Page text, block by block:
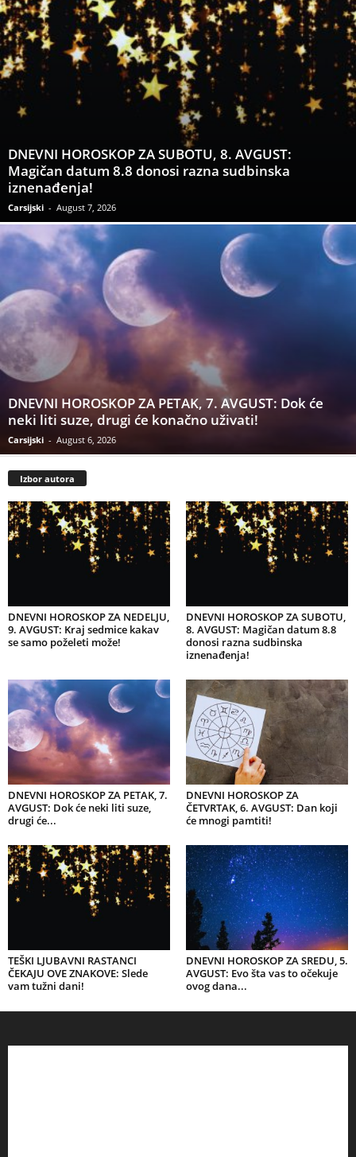
DNEVNI HOROSKOP ZA SUBOTU, 8. AVGUST:
Magičan datum 8.8 donosi razna sudbinska
iznenađenja!
Carsijski - August 7, 2026
DNEVNI HOROSKOP ZA PETAK, 7. AVGUST: Dok će
neki liti suze, drugi će konačno uživati!
Carsijski - August 6, 2026
Izbor autora
DNEVNI HOROSKOP ZA NEDELJU,
9. AVGUST: Kraj sedmice kakav
se samo poželeti može!
DNEVNI HOROSKOP ZA SUBOTU,
8. AVGUST: Magičan datum 8.8
donosi razna sudbinska
iznenađenja!
DNEVNI HOROSKOP ZA PETAK, 7.
AVGUST: Dok će neki liti suze,
drugi će...
DNEVNI HOROSKOP ZA
ČETVRTAK, 6. AVGUST: Dan koji
će mnogi pamtiti!
TEŠKI LJUBAVNI RASTANCI
ČEKAJU OVE ZNAKOVE: Slede
vam tužni dani!
DNEVNI HOROSKOP ZA SREDU, 5.
AVGUST: Evo šta vas to očekuje
ovog dana...